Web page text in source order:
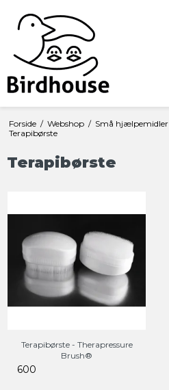
Forside / Webshop / Små hjælpemidler
Terapibørste
Terapibørste
Terapibørste - Therapressure
Brush®
600